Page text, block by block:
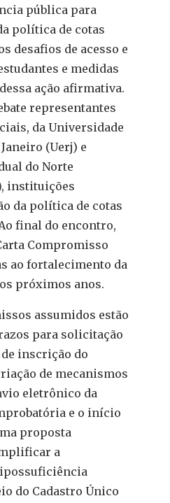
pública para
política de cotas
desafios de acesso e
e medidas
ação afirmativa.
representantes
da Universidade
(Uerj) e
do Norte
instituições
da política de cotas
final do encontro,
Compromisso
ao fortalecimento da
próximos anos.
assumidos estão
para solicitação
inscrição do
de mecanismos
eletrônico da
e o início
proposta
a
do Cadastro Único